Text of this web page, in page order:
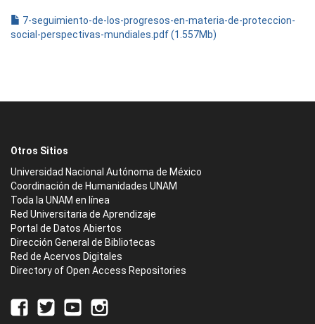
7-seguimiento-de-los-progresos-en-materia-de-proteccion-
social-perspectivas-mundiales.pdf (1.557Mb)
Otros Sitios
Universidad Nacional Autónoma de México
Coordinación de Humanidades UNAM
Toda la UNAM en línea
Red Universitaria de Aprendizaje
Portal de Datos Abiertos
Dirección General de Bibliotecas
Red de Acervos Digitales
Directory of Open Access Repositories